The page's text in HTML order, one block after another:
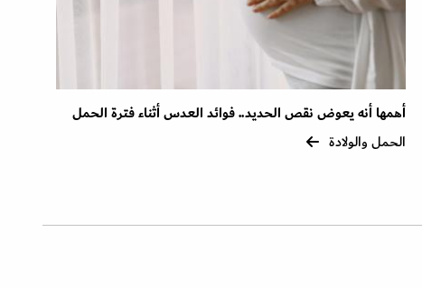
أهمها أنه يعوض نقص الحديد.. فوائد العدس أثناء فترة الحمل
الحمل والولادة